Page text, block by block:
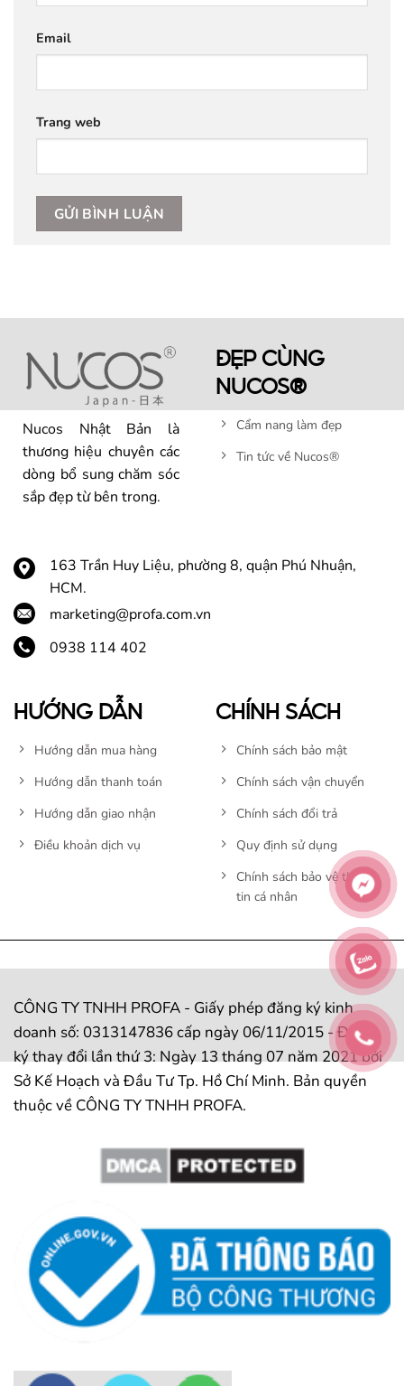
Email
Trang web
Nucos Nhật Bản là
thương hiệu chuyên các
dòng bổ sung chăm sóc
sắp đẹp từ bên trong.
ĐẸP CÙNG
NUCOS®
Cẩm nang làm đẹp
Tin tức về Nucos®
163 Trần Huy Liệu, phường 8, quận Phú Nhuận,
HCM.
marketing@profa.com.vn
0938 114 402
HƯỚNG DẪN
Hướng dẫn mua hàng
Hướng dẫn thanh toán
Hướng dẫn giao nhận
Điều khoản dịch vụ
CHÍNH SÁCH
Chính sách bảo mật
Chính sách vận chuyển
Chính sách đổi trả
Quy định sử dụng
Chính sách bảo vệ thông
tin cá nhân
CÔNG TY TNHH PROFA - Giấy phép đăng ký kinh
doanh số: 0313147836 cấp ngày 06/11/2015 - Đăng
ký thay đổi lần thứ 3: Ngày 13 tháng 07 năm 2021 bởi
Sở Kế Hoạch và Đầu Tư Tp. Hồ Chí Minh. Bản quyền
thuộc về CÔNG TY TNHH PROFA.